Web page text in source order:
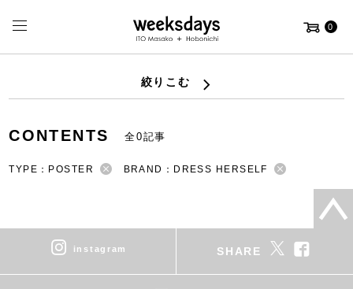
0
絞りこむ
CONTENTS 全0記事
TYPE：POSTER BRAND：DRESS HERSELF
instagram SHARE